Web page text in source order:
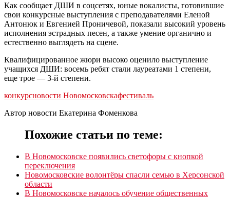
Как сообщает ДШИ в соцсетях, юные вокалисты, готовившие
свои конкурсные выступления с преподавателями Еленой
Антонюк и Евгенией Проничевой, показали высокий уровень
исполнения эстрадных песен, а также умение органично и
естественно выглядеть на сцене.
Квалифицированное жюри высоко оценило выступление
учащихся ДШИ: восемь ребят стали лауреатами 1 степени,
еще трое — 3-й степени.
конкурсновости Новомосковскафестиваль
Автор новости Екатерина Фоменкова
Похожие статьи по теме:
В Новомосковске появились светофоры с кнопкой
переключения
Новомосковские волонтёры спасли семью в Херсонской
области
В Новомосковске началось обучение общественных